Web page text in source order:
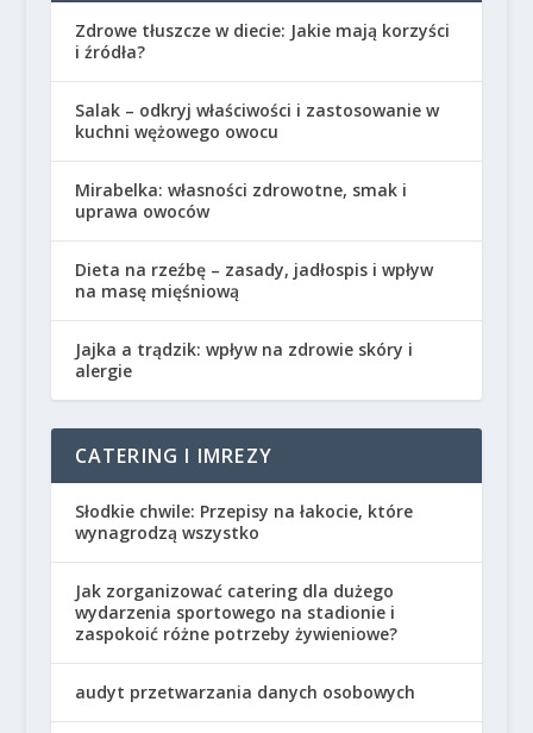
Zdrowe tłuszcze w diecie: Jakie mają korzyści
i źródła?
Salak – odkryj właściwości i zastosowanie w
kuchni wężowego owocu
Mirabelka: własności zdrowotne, smak i
uprawa owoców
Dieta na rzeźbę – zasady, jadłospis i wpływ
na masę mięśniową
Jajka a trądzik: wpływ na zdrowie skóry i
alergie
CATERING I IMREZY
Słodkie chwile: Przepisy na łakocie, które
wynagrodzą wszystko
Jak zorganizować catering dla dużego
wydarzenia sportowego na stadionie i
zaspokoić różne potrzeby żywieniowe?
audyt przetwarzania danych osobowych